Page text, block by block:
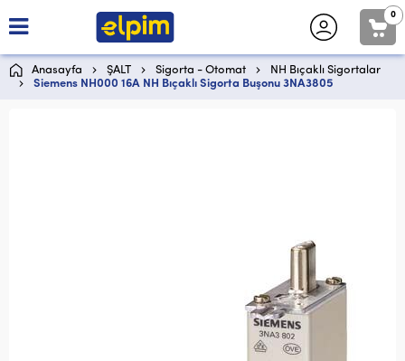
0
Anasayfa ŞALT Sigorta - Otomat
NH Bıçaklı Sigortalar
Siemens NH000 16A NH Bıçaklı Sigorta Buşonu 3NA3805